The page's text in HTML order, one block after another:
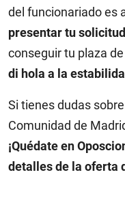
del funcionariado es
presentar tu solicitud
conseguir tu plaza
di hola a la
Si tienes dudas
Comunidad de
¡Quédate en
detalles de la oferta